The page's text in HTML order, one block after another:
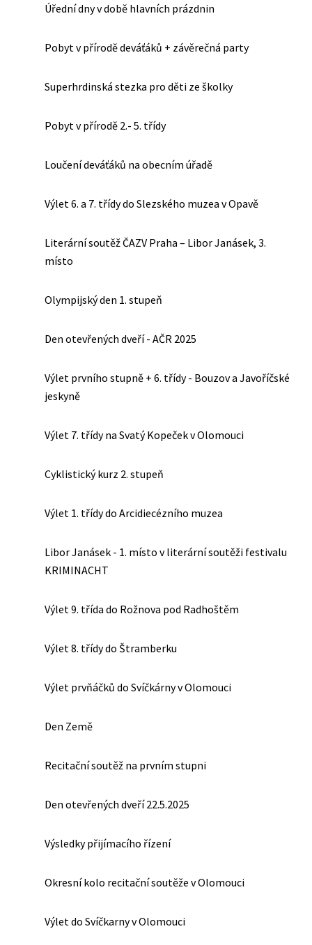
Úřední dny v době hlavních prázdnin
Pobyt v přírodě deváťáků + závěrečná party
Superhrdinská stezka pro děti ze školky
Pobyt v přírodě 2.- 5. třídy
Loučení deváťáků na obecním úřadě
Výlet 6. a 7. třídy do Slezského muzea v Opavě
Literární soutěž ČAZV Praha – Libor Janásek, 3.
místo
Olympijský den 1. stupeň
Den otevřených dveří - AČR 2025
Výlet prvního stupně + 6. třídy - Bouzov a Javoříčské
jeskyně
Výlet 7. třídy na Svatý Kopeček v Olomouci
Cyklistický kurz 2. stupeň
Výlet 1. třídy do Arcidiecézního muzea
Libor Janásek - 1. místo v literární soutěži festivalu
KRIMINACHT
Výlet 9. třída do Rožnova pod Radhoštěm
Výlet 8. třídy do Štramberku
Výlet prvňáčků do Svíčkárny v Olomouci
Den Země
Recitační soutěž na prvním stupni
Den otevřených dveří 22.5.2025
Výsledky přijímacího řízení
Okresní kolo recitační soutěže v Olomouci
Výlet do Svíčkarny v Olomouci